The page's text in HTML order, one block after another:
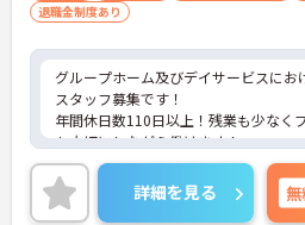
退職金制度あり
グループホーム及びデイサービスにお
スタッフ募集です！
年間休日数110日以上！残業も少なく
も大切にしながら働けます！
ご興味ある方には、面接のポイントな
細をお話致しますのでお気軽にご相談
詳細を見る